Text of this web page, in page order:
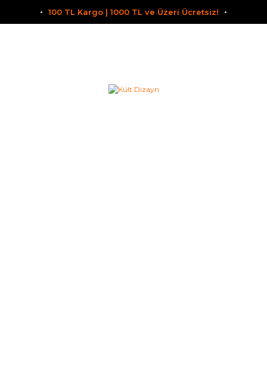
100 TL Kargo | 1000 TL ve Üzeri Ücretsiz!